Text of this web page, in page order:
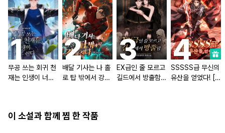
무공 쓰는 회귀 천
재는 인생이 너무
배달 기사는 나 홀
로 탑 밖에서 강해
EX급인 줄 모르고
길드에서 방출함
SSSSS급 무신의
유산을 얻었다! [단
이 소설과 함께 찜 한 작품